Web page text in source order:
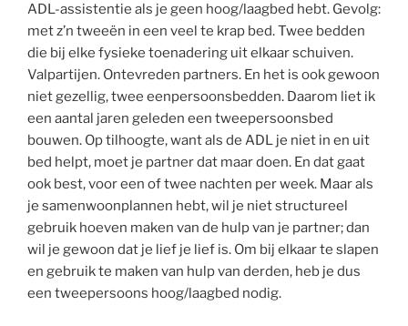
ADL-assistentie als je geen hoog/laagbed hebt. Gevolg:
met z’n tweeën in een veel te krap bed. Twee bedden
die bij elke fysieke toenadering uit elkaar schuiven.
Valpartijen. Ontevreden partners. En het is ook gewoon
niet gezellig, twee eenpersoonsbedden. Daarom liet ik
een aantal jaren geleden een tweepersoonsbed
bouwen. Op tilhoogte, want als de ADL je niet in en uit
bed helpt, moet je partner dat maar doen. En dat gaat
ook best, voor een of twee nachten per week. Maar als
je samenwoonplannen hebt, wil je niet structureel
gebruik hoeven maken van de hulp van je partner; dan
wil je gewoon dat je lief je lief is. Om bij elkaar te slapen
en gebruik te maken van hulp van derden, heb je dus
een tweepersoons hoog/laagbed nodig.